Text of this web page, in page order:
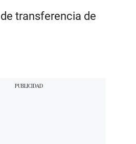
transferencia de